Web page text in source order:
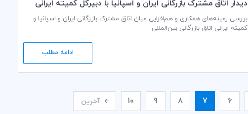
دیدار اتاق مشترک بازرگانی ایران و اسپانیا با دبیرکل کمیته ایرانی
اتاق بازرگانی بین‌المللی
بررسی زمینه‌های همکاری و هم‌افزایی میان اتاق مشترک بازرگانی ایران و اسپانیا و
کمیته ایرانی اتاق بازرگانی بین‌المللی
ادامه مطلب
6
7
8
9
10 آخرین